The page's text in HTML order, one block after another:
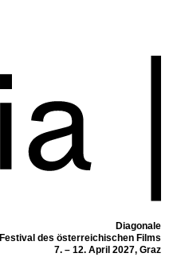
Diagonale
Festival des österreichischen Films
7. – 12. April 2027, Graz